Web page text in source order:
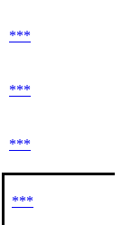
***
***
***
***